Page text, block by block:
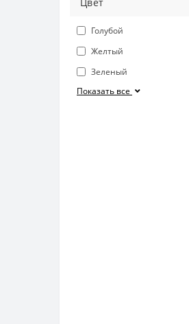
Голубой
Желтый
Зеленый
Показать все